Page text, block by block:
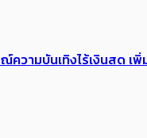
วามบันเทิงไร้เงินสด